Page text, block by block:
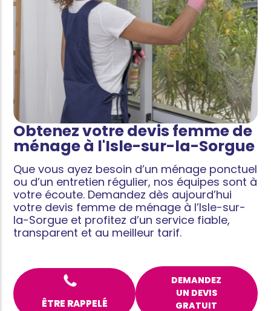
Obtenez votre devis femme de
ménage à l'Isle-sur-la-Sorgue
Que vous ayez besoin d’un ménage ponctuel
ou d’un entretien régulier, nos équipes sont à
votre écoute. Demandez dès aujourd’hui
votre devis femme de ménage à l’Isle-sur-
la-Sorgue et profitez d’un service fiable,
transparent et au meilleur tarif.
ÊTRE RAPPELÉ
DEMANDEZ
UN DEVIS
GRATUIT